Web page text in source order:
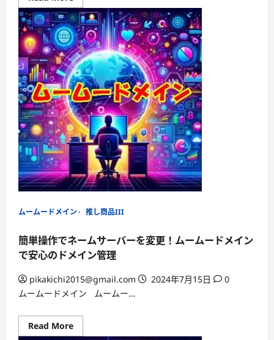
営
を。
more
about
夏
空
に
似
合
う
ド
メ
イ
ン
を、
こ
の
夏、
あ
な
た
手
に
—
ー
ド
メ
イ
ン
は、
そ
ん
あ
た
ムームードメイン 推し商品III
簡単操作でネームサーバーを変更！ムームードメイン
で安心のドメイン管理
pikakichi2015@gmail.com 2024年7月15日
0
ムームードメイン ムームー…
Read MoreRead
more